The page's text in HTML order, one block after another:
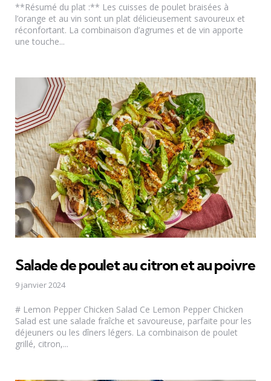
**Résumé du plat :** Les cuisses de poulet braisées à
l’orange et au vin sont un plat délicieusement savoureux et
réconfortant. La combinaison d’agrumes et de vin apporte
une touche...
Salade de poulet au citron et au poivre
9 janvier 2024
# Lemon Pepper Chicken Salad Ce Lemon Pepper Chicken
Salad est une salade fraîche et savoureuse, parfaite pour les
déjeuners ou les dîners légers. La combinaison de poulet
grillé, citron,...